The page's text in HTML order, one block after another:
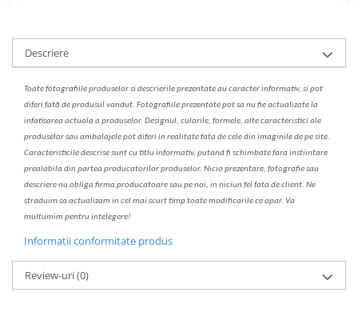
Descriere
Toate fotografiile produselorsidescrierileprezentate au caracter informativ, si pot
diferi fată de produsul vandut. Fotografiile prezentate pot sa nu fie actualizate la
infatisarea actuala a produselor. Designul, culorile, formele, alte caracteristici ale
produselor sau ambalajele pot diferi in realitate fata de cele din imaginile de pe site.
Caracteristicile descrise sunt cu titlu informativ, putand fi schimbate fara instiintare
prealabila din partea producatorilor produselor. Nicio prezentare, fotografie sau
descriere nu obliga firma producatoare sau pe noi, in niciun fel fata de client. Ne
straduim sa actualizam in cel mai scurt timp toate modificarile ce apar. Va
multumim pentru intelegere!
Informatii conformitate produs
Review-uri(0)